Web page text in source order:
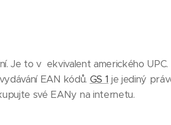
Je to v ekvivalent amerického
EAN kódů. GS 1 je jediný
své EANy na internetu.